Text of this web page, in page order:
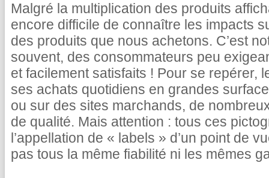
Malgré la multiplication des produits
encore difficile de connaître les impacts
des produits que nous achetons. C’est
souvent, des consommateurs peu
et facilement satisfaits ! Pour se repérer,
ses achats quotidiens en grandes
ou sur des sites marchands, de
de qualité. Mais attention : tous ces
l’appellation de « labels » d’un point de
pas tous la même fiabilité ni les mêmes